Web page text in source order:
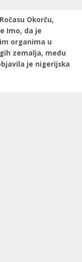
Okorču,
Imo, da je
organima u
zemalja, među
je nigerijska